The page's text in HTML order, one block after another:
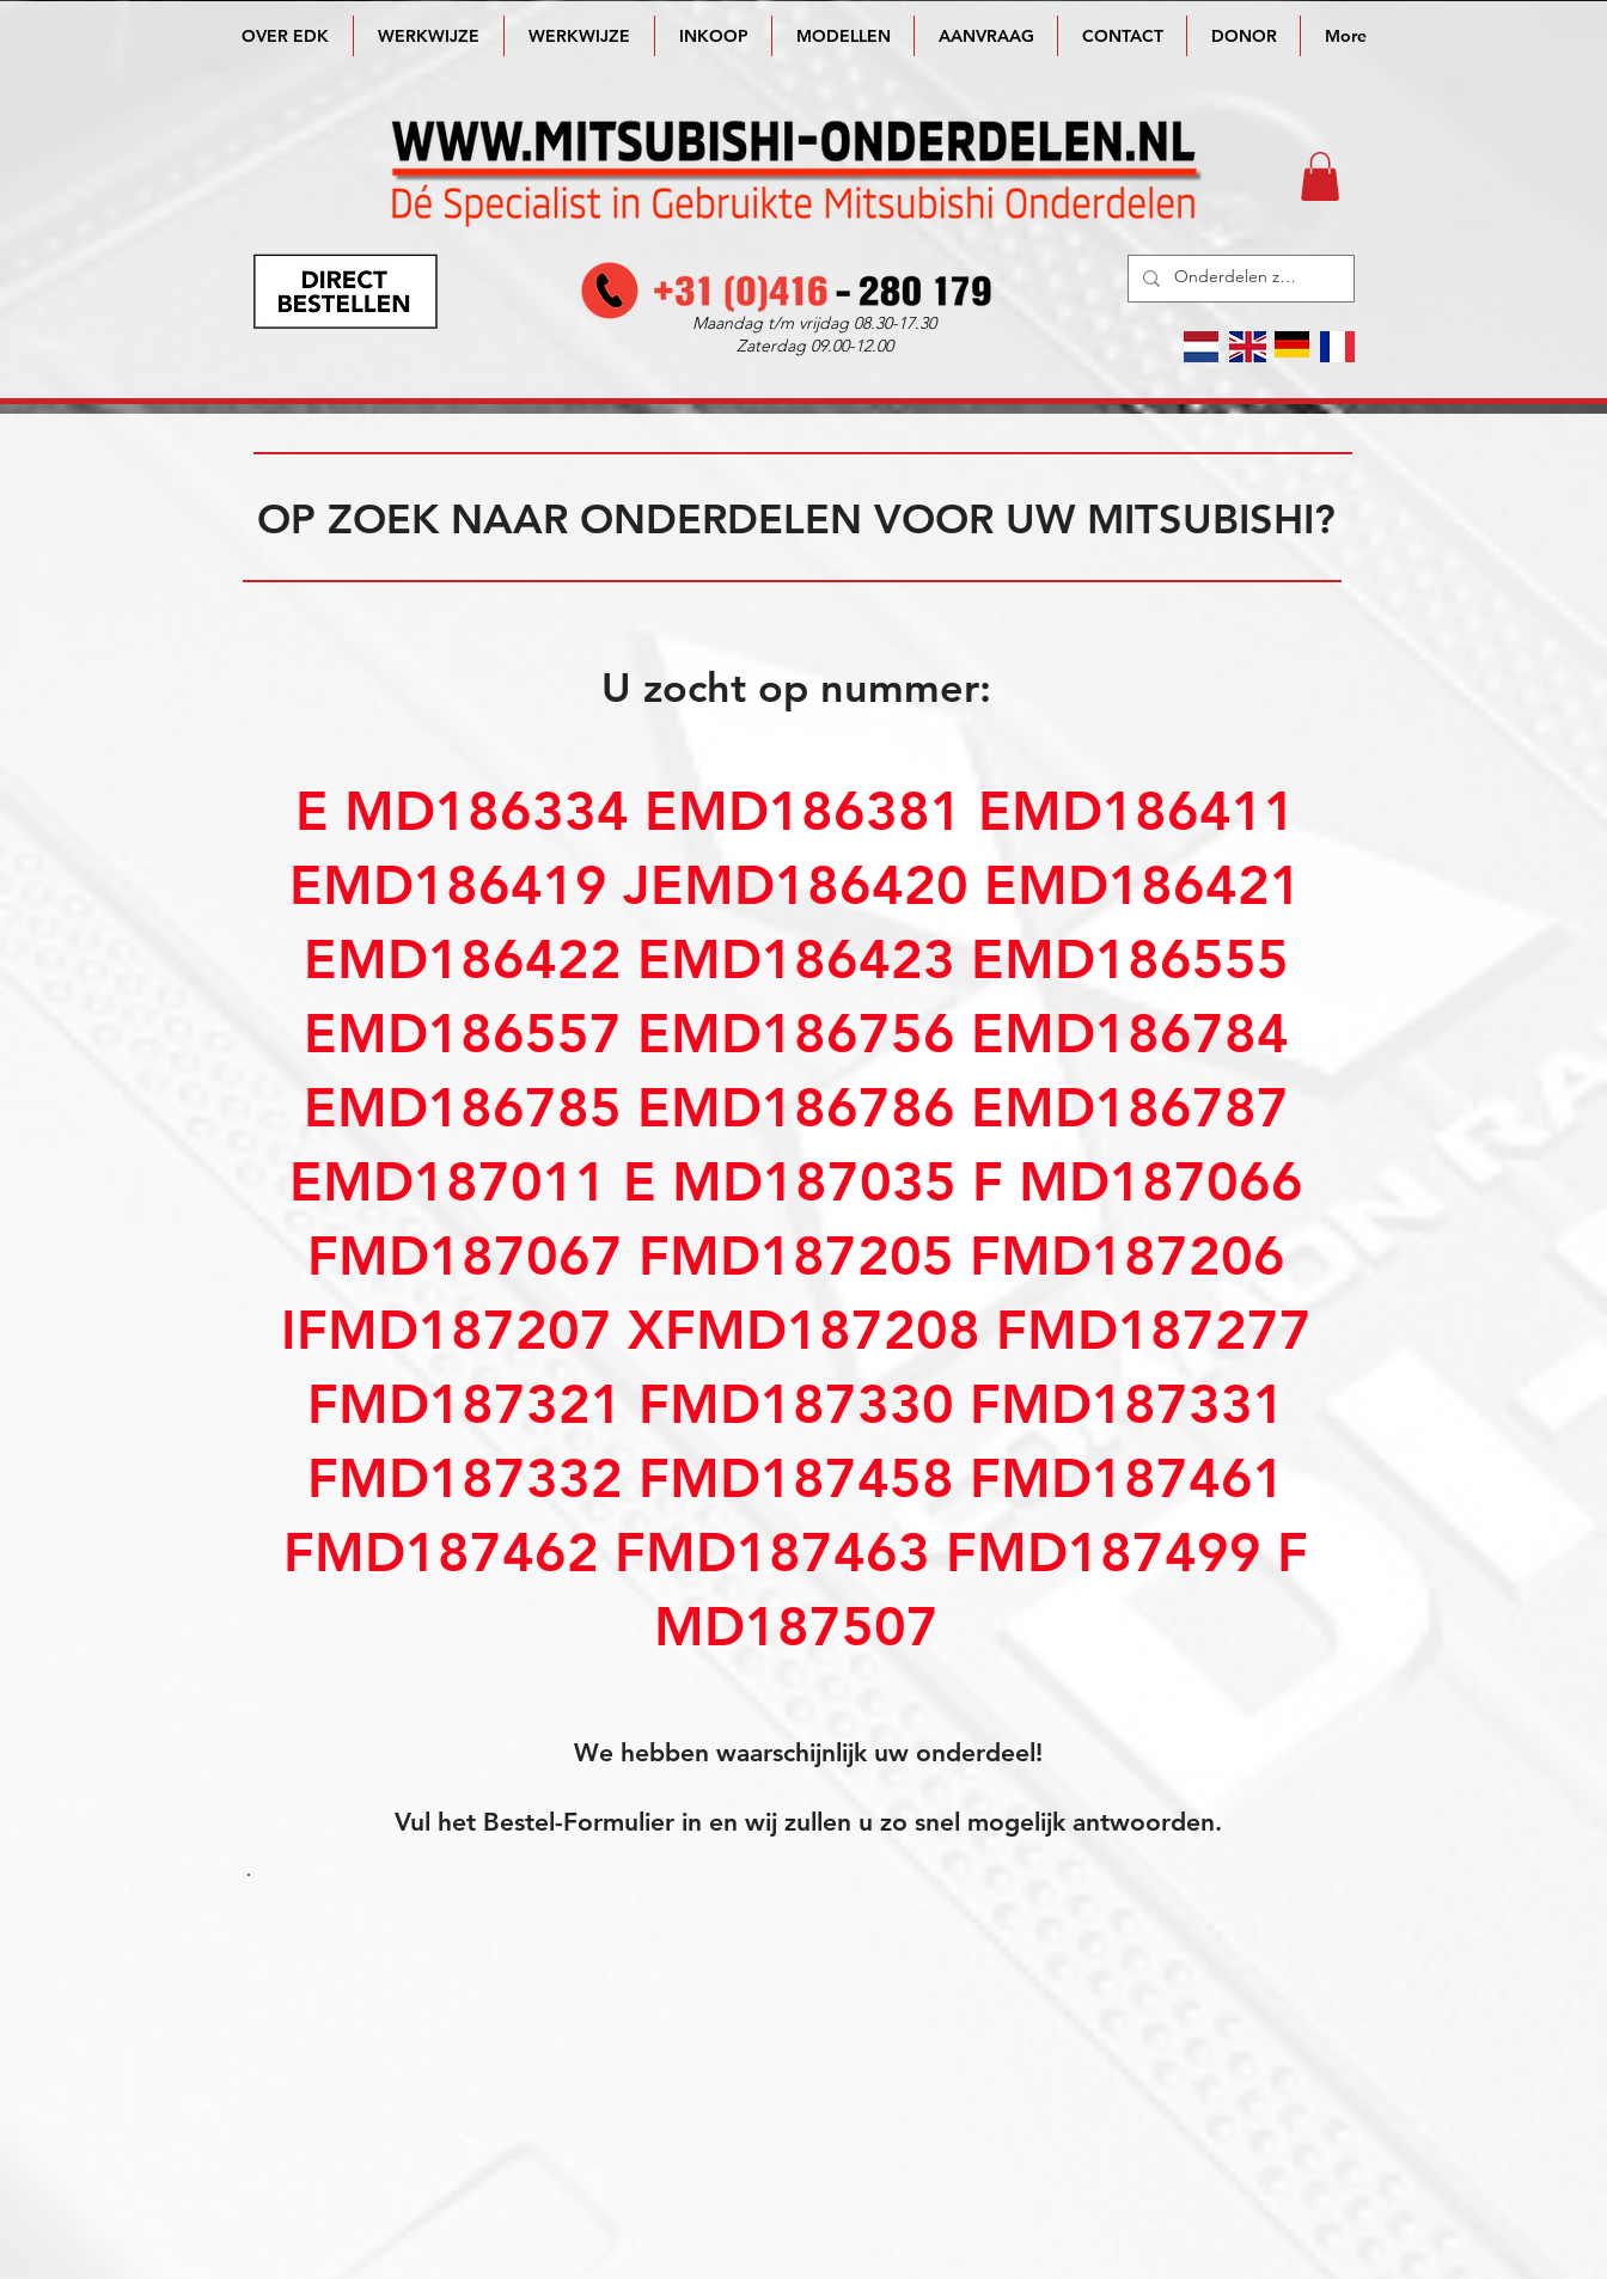
OVER EDK WERKWIJZE WERKWIJZE INKOOP MODELLEN AANVRAAG CONTACT DONOR More
Maandag t/m vrijdag 08.30-17.30
Zaterdag 09.00-12.00
OP ZOEK NAAR ONDERDELEN VOOR UW MITSUBISHI?
U zocht op nummer:
E MD186334 EMD186381 EMD186411
EMD186419 JEMD186420 EMD186421
EMD186422 EMD186423 EMD186555
EMD186557 EMD186756 EMD186784
EMD186785 EMD186786 EMD186787
EMD187011 E MD187035 F MD187066
FMD187067 FMD187205 FMD187206
IFMD187207 XFMD187208 FMD187277
FMD187321 FMD187330 FMD187331
FMD187332 FMD187458 FMD187461
FMD187462 FMD187463 FMD187499 F
MD187507
We hebben waarschijnlijk uw onderdeel!
Vul het Bestel-Formulier in en wij zullen u zo snel mogelijk antwoorden.